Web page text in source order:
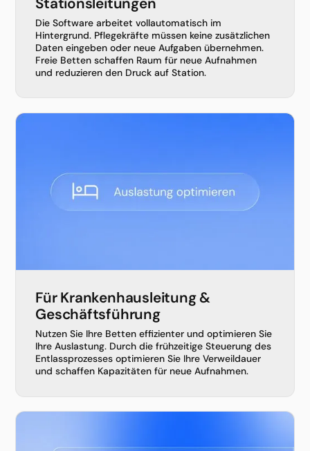
Die Software arbeitet vollautomatisch im
Hintergrund. Pflegekräfte müssen keine zusätzlichen
Daten eingeben oder neue Aufgaben übernehmen.
Freie Betten schaffen Raum für neue Aufnahmen
und reduzieren den Druck auf Station.
Für Krankenhausleitung &
Geschäftsführung
Nutzen Sie Ihre Betten effizienter und optimieren Sie
Ihre Auslastung. Durch die frühzeitige Steuerung des
Entlassprozesses optimieren Sie Ihre Verweildauer
und schaffen Kapazitäten für neue Aufnahmen.